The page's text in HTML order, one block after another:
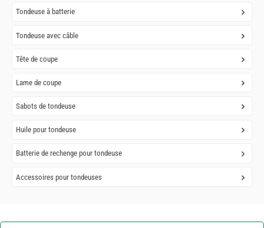
Tondeuse à batterie
Tondeuse avec câble
Tête de coupe
Lame de coupe
Sabots de tondeuse
Huile pour tondeuse
Batterie de rechenge pour tondeuse
Accessoires pour tondeuses